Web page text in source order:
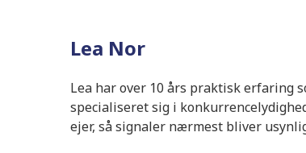
Lea Nor
Lea har over 10 års praktisk erfaring
specialiseret sig i
ejer, så signaler nærmest bliver